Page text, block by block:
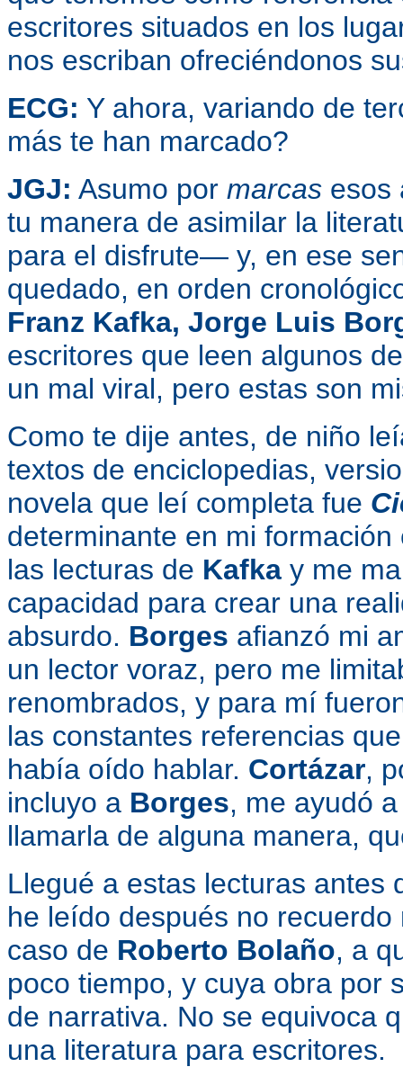
escritores situados en los
nos escriban ofreciéndonos
ECG: Y ahora, variando de
más te han marcado?
JGJ: Asumo por marcas esos
tu manera de asimilar la
para el disfrute— y, en ese
quedado, en orden
Franz Kafka, Jorge Luis
escritores que leen algunos
un mal viral, pero estas son
Como te dije antes, de niño
textos de enciclopedias,
novela que leí completa fue
determinante en mi
las lecturas de Kafka y me
capacidad para crear una
absurdo. Borges afianzó mi
un lector voraz, pero me
renombrados, y para mí
las constantes referencias
había oído hablar. Cortázar,
incluyo a Borges, me ayudó
llamarla de alguna manera,
Llegué a estas lecturas antes
he leído después no
caso de Roberto Bolaño, a
poco tiempo, y cuya obra por
de narrativa. No se equivoca
una literatura para escritores.